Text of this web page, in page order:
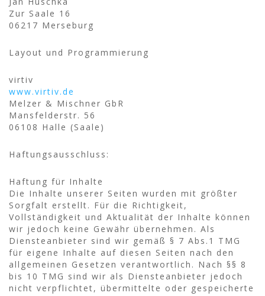
Zur Saale 16
06217 Merseburg
Layout und Programmierung
virtiv
www.virtiv.de
Melzer & Mischner GbR
Mansfelderstr. 56
06108 Halle (Saale)
Haftungsausschluss:
Haftung für Inhalte
Die Inhalte unserer Seiten wurden mit größter
Sorgfalt erstellt. Für die Richtigkeit,
Vollständigkeit und Aktualität der Inhalte können
wir jedoch keine Gewähr übernehmen. Als
Diensteanbieter sind wir gemäß § 7 Abs.1 TMG
für eigene Inhalte auf diesen Seiten nach den
allgemeinen Gesetzen verantwortlich. Nach §§ 8
bis 10 TMG sind wir als Diensteanbieter jedoch
nicht verpflichtet, übermittelte oder gespeicherte